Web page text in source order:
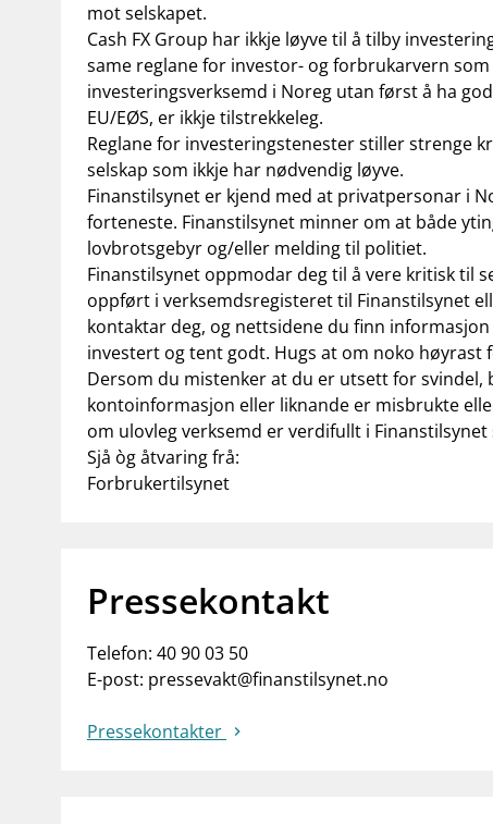
mot selskapet.
Cash FX Group har ikkje løyve til å tilby
same reglane for investor- og forbrukarvern
investeringsverksemd i Noreg utan først å ha
EU/EØS, er ikkje tilstrekkeleg.
Reglane for investeringstenester stiller strenge
selskap som ikkje har nødvendig løyve.
Finanstilsynet er kjend med at privatpersonar i
forteneste. Finanstilsynet minner om at både
lovbrotsgebyr og/eller melding til politiet.
Finanstilsynet oppmodar deg til å vere kritisk til
oppført i verksemdsregisteret til Finanstilsynet
kontaktar deg, og nettsidene du finn
investert og tent godt. Hugs at om noko
Dersom du mistenker at du er utsett for
kontoinformasjon eller liknande er misbrukte
om ulovleg verksemd er verdifullt i
Sjå òg åtvaring frå:
Forbrukertilsynet
Pressekontakt
Telefon: 40 90 03 50
E-post: pressevakt@finanstilsynet.no
Pressekontakter